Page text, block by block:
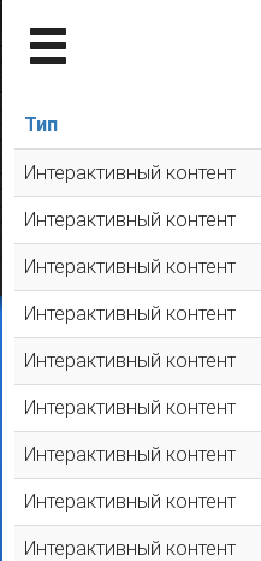
Тип
Интерактивный контент
Интерактивный контент
Интерактивный контент
Интерактивный контент
Интерактивный контент
Интерактивный контент
Интерактивный контент
Интерактивный контент
Интерактивный контент